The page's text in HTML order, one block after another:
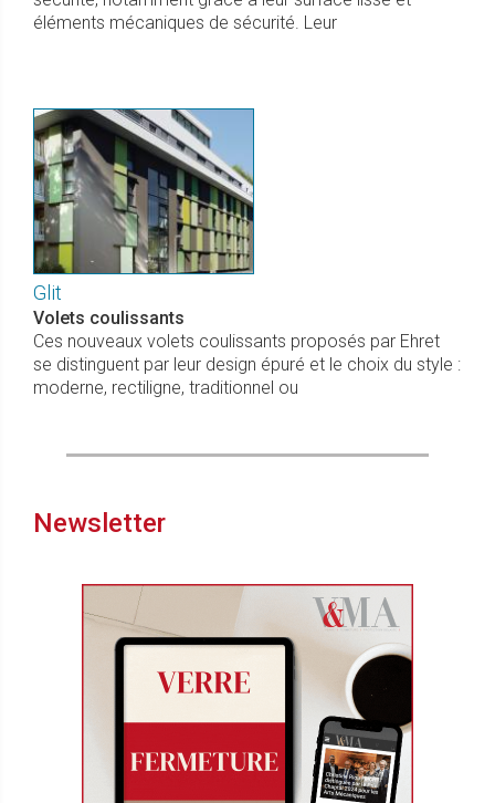
éléments mécaniques de sécurité. Leur
Glit
Volets coulissants
Ces nouveaux volets coulissants proposés par Ehret
se distinguent par leur design épuré et le choix du style :
moderne, rectiligne, traditionnel ou
Newsletter